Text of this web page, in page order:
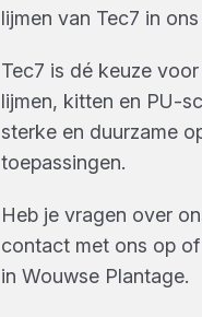
lijmen van Tec7 in
Tec7 is dé keuze
lijmen, kitten en PU-
sterke en duurzame
toepassingen.
Heb je vragen over
contact met ons op
in Wouwse Plantage.